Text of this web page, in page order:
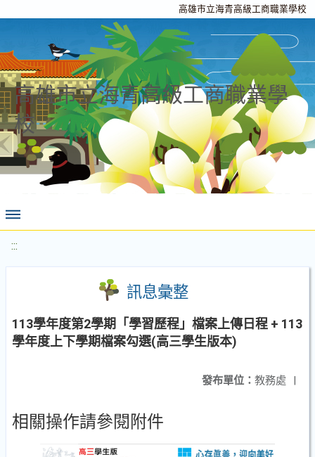
高雄市立海青高級工商職業學校
高雄市立海青高級工商職業學
校
:::
訊息彙整
113學年度第2學期「學習歷程」檔案上傳日程 + 113
學年度上下學期檔案勾選(高三學生版本)
發布單位： 教務處 |
相關操作請參閱附件